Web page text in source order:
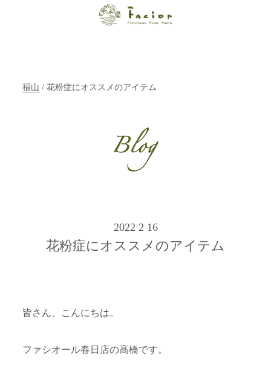
ン ファシオー
輝く美をトータ
ルでご提案しま
す。
福山 / 花粉症にオススメのアイテム
2022 2 16
花粉症にオススメのアイテム
皆さん、こんにちは。
ファシオール春日店の髙橋です。